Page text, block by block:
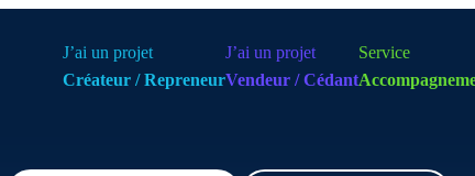
J’ai un projet
Créateur / Repreneur
J’ai un projet
Vendeur / Cédant
Service